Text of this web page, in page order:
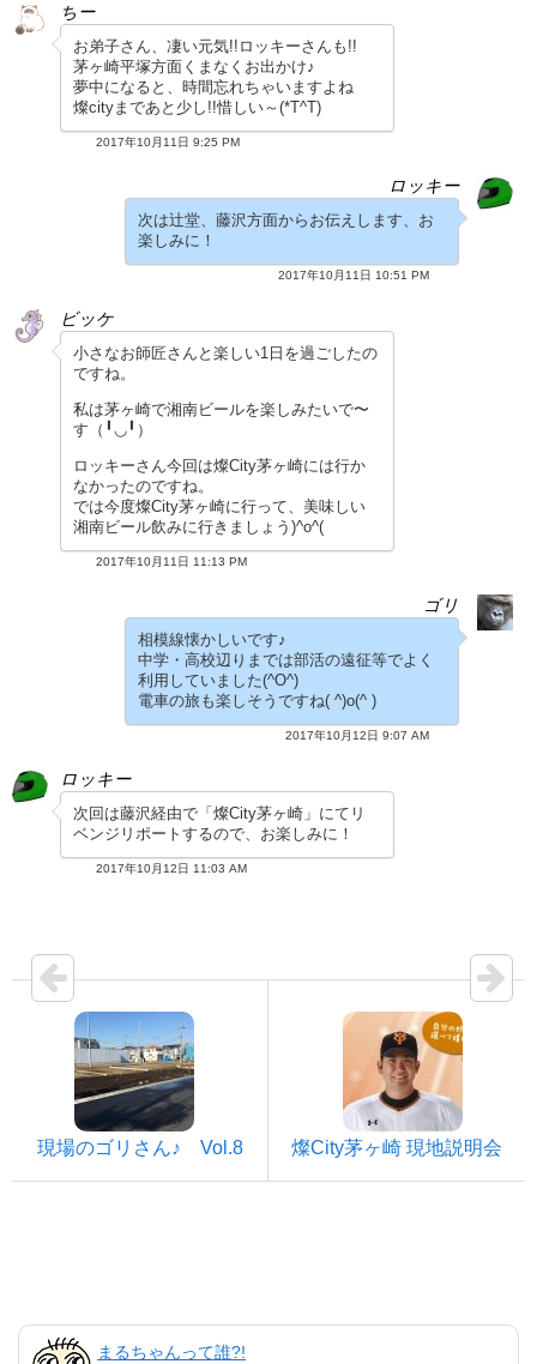
ちー
お弟子さん、凄い元気!!ロッキーさんも!!
茅ヶ崎平塚方面くまなくお出かけ♪
夢中になると、時間忘れちゃいますよね
燦cityまであと少し!!惜しい～(*T^T)
2017年10月11日 9:25 PM
ロッキー
次は辻堂、藤沢方面からお伝えします、お
楽しみに！
2017年10月11日 10:51 PM
ビッケ
小さなお師匠さんと楽しい1日を過ごしたの
ですね。
私は茅ヶ崎で湘南ビールを楽しみたいで〜
す（╹◡╹）
ロッキーさん今回は燦City茅ヶ崎には行か
なかったのですね。
では今度燦City茅ヶ崎に行って、美味しい
湘南ビール飲みに行きましょう)^o^(
2017年10月11日 11:13 PM
ゴリ
相模線懐かしいです♪
中学・高校辺りまでは部活の遠征等でよく
利用していました(^O^)
電車の旅も楽しそうですね( ^)o(^ )
2017年10月12日 9:07 AM
ロッキー
次回は藤沢経由で「燦City茅ヶ崎」にてリ
ベンジリポートするので、お楽しみに！
2017年10月12日 11:03 AM
現場のゴリさん♪ Vol.8 燦City茅ヶ崎 現地説明会
まるちゃんって誰?!